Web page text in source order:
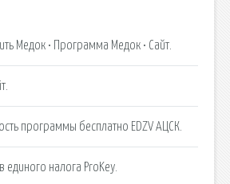
Медок • Программа Медок • Сайт.
программы бесплатно EDZV АЦСК.
единого налога ProKey.